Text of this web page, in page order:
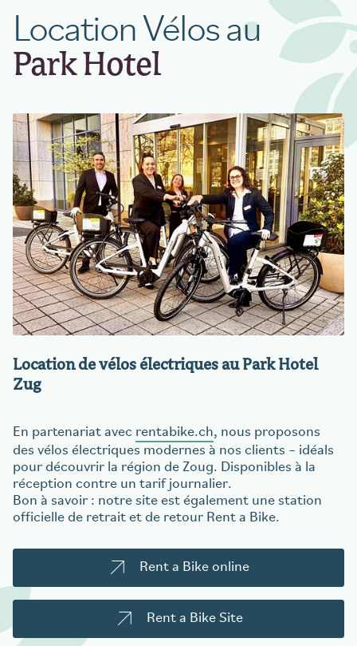
Location Vélos au
Park Hotel
Location de vélos électriques au Park Hotel
Zug
En partenariat avec rentabike.ch, nous proposons
des vélos électriques modernes à nos clients – idéals
pour découvrir la région de Zoug. Disponibles à la
réception contre un tarif journalier.
Bon à savoir : notre site est également une station
officielle de retrait et de retour Rent a Bike.
Rent a Bike online
Rent a Bike Site